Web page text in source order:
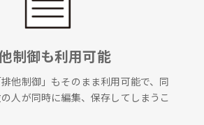
制御も利用可能
他制御」もそのまま利用可能で、同
人が同時に編集、保存してしまうこ